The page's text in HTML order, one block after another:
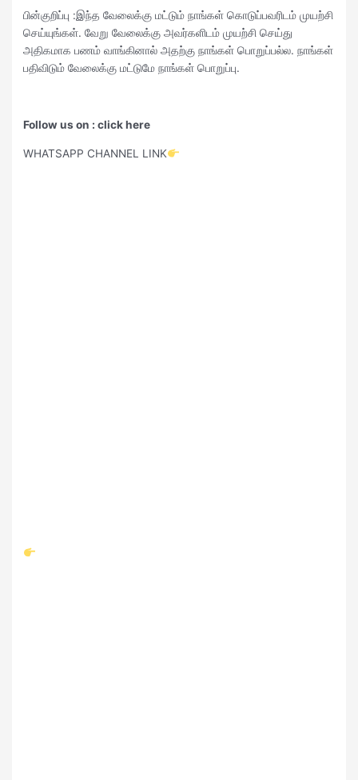
பின்குறிப்பு :இந்த வேலைக்கு மட்டும் நாங்கள் கொடுப்பவரிடம் முயற்சி
செய்யுங்கள். வேறு வேலைக்கு அவர்களிடம் முயற்சி செய்து
அதிகமாக பணம் வாங்கினால் அதற்கு நாங்கள் பொறுப்பல்ல. நாங்கள்
பதிவிடும் வேலைக்கு மட்டுமே நாங்கள் பொறுப்பு.
Follow us on : click here
WHATSAPP CHANNEL LINK